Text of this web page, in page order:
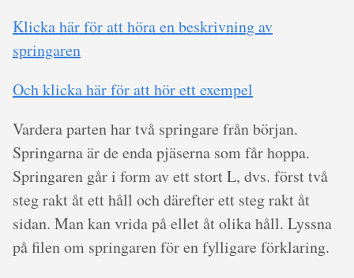
Klicka här för att höra en beskrivning av
springaren
Och klicka här för att hör ett exempel
Vardera parten har två springare från början.
Springarna är de enda pjäserna som får hoppa.
Springaren går i form av ett stort L, dvs. först två
steg rakt åt ett håll och därefter ett steg rakt åt
sidan. Man kan vrida på ellet åt olika håll. Lyssna
på filen om springaren för en fylligare förklaring.